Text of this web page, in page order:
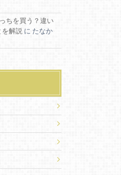
ちを買う？違い
解説 に たなか